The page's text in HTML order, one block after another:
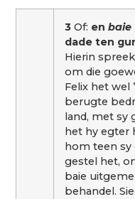
3 Of: enbaie
dade ten
Hierin
om die
Felix het wel
berugte
land, met sy
het hy egter
hom teen sy
gestel het,
baie
behandel.